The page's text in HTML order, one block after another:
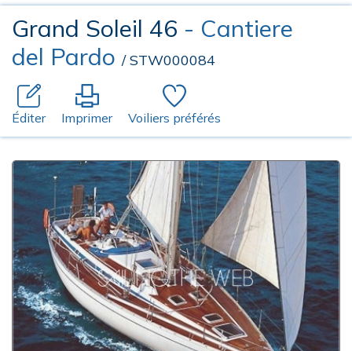
Grand Soleil 46 - Cantiere
del Pardo / STW000084
Éditer Imprimer Voiliers préférés